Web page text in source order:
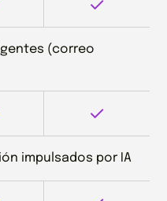
(correo
impulsados por IA